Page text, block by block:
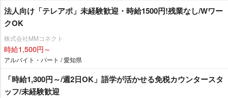
法人向け「テレアポ」未経験歓迎・時給1500円!残業なし/Wワー
クOK
株式会社MMコネクト
時給1,500円～
アルバイト・パート / 愛知県
「時給1,300円～/週2日OK」語学が活かせる免税カウンタースタ
ッフ/未経験歓迎